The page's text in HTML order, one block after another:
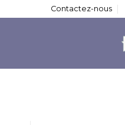
Contactez-nous